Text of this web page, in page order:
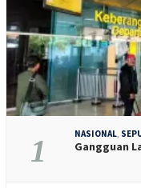
1 NASIONAL
Gangguan